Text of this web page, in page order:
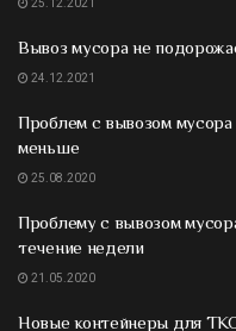
25.12.2021
Вывоз мусора не
24.12.2021
Проблем с вывозом
меньше
25.08.2020
Проблему с вывозом
течение недели
21.05.2020
Новые контейнеры для